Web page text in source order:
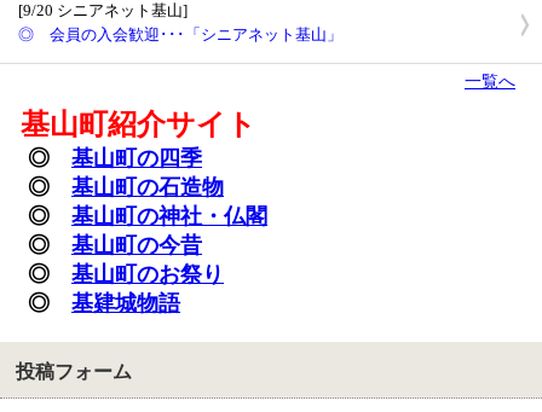
◎ 会員の入会歓迎･･･「シニアネット基山」
[9/20 シニアネット基山]
一覧へ
基山町紹介サイト
◎ 基山町の四季
◎ 基山町の石造物
◎ 基山町の神社・仏閣
◎ 基山町の今昔
◎ 基山町のお祭り
◎ 基肄城物語
投稿フォーム